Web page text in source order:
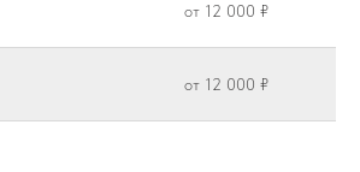
от 12 000 ₽
от 12 000 ₽